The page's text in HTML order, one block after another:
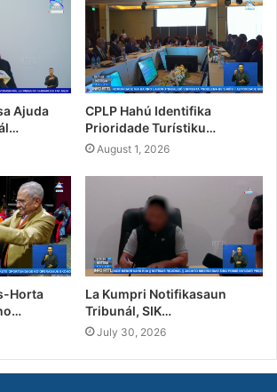
Ajuda
CPLP Hahú Identifika
Prioridade Turístiku…
August 1, 2026
Horta
La Kumpri Notifikasaun
Tribunál, SIK…
July 30, 2026